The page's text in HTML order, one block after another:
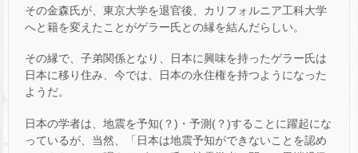
その金森氏が、東京大学を退官後、カリフォルニア工科大学
へと籍を変えたことがゲラー氏との縁を結んだらしい。
その縁で、子弟関係となり、日本に興味を持ったゲラー氏は
日本に移り住み、今では、日本の永住権を持つようになった
ようだ。
日本の学者は、地震を予知(？)・予測(？)することに躍起にな
っているが、当然、「日本は地震予知ができないことを認め